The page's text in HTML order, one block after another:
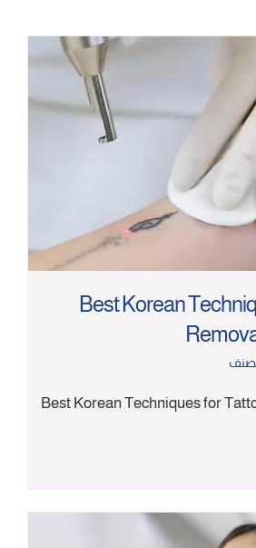
الخدمات
Best Korean
Best Korean Techniques for